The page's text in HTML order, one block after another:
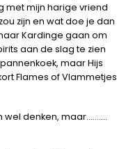
met mijn harige vriend
zijn en wat doe je dan
Kardinge gaan om
aan de slag te zien
maar Hijs
Flames of Vlammetjes
wel denken, maar……….